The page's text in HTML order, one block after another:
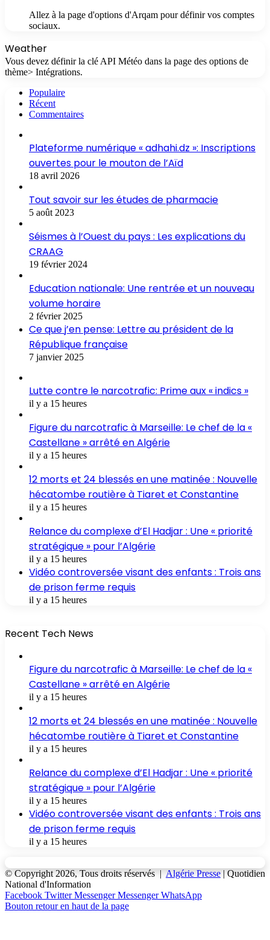
Allez à la page d'options d'Arqam pour définir vos comptes
sociaux.
Weather
Vous devez définir la clé API Météo dans la page des options de
thème> Intégrations.
Populaire
Récent
Commentaires
Plateforme numérique « adhahi.dz »: Inscriptions
ouvertes pour le mouton de l’Aïd
18 avril 2026
Tout savoir sur les études de pharmacie
5 août 2023
Séismes à l’Ouest du pays : Les explications du
CRAAG
19 février 2024
Education nationale: Une rentrée et un nouveau
volume horaire
2 février 2025
Ce que j’en pense: Lettre au président de la
République française
7 janvier 2025
Lutte contre le narcotrafic: Prime aux « indics »
il y a 15 heures
Figure du narcotrafic à Marseille: Le chef de la «
Castellane » arrêté en Algérie
il y a 15 heures
12 morts et 24 blessés en une matinée : Nouvelle
hécatombe routière à Tiaret et Constantine
il y a 15 heures
Relance du complexe d’El Hadjar : Une « priorité
stratégique » pour l’Algérie
il y a 15 heures
Vidéo controversée visant des enfants : Trois ans
de prison ferme requis
il y a 15 heures
Recent Tech News
Figure du narcotrafic à Marseille: Le chef de la «
Castellane » arrêté en Algérie
il y a 15 heures
12 morts et 24 blessés en une matinée : Nouvelle
hécatombe routière à Tiaret et Constantine
il y a 15 heures
Relance du complexe d’El Hadjar : Une « priorité
stratégique » pour l’Algérie
il y a 15 heures
Vidéo controversée visant des enfants : Trois ans
de prison ferme requis
il y a 15 heures
© Copyright 2026, Tous droits réservés |Algérie Presse| Quotidien
National d'Information
Facebook Twitter Messenger Messenger WhatsApp
Bouton retour en haut de la page